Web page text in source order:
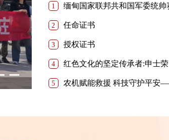
缅甸国家赛茂康总统夫人灵光花仙子的世
9 10
体化发展的今天，全球自然灾害频
成部分。 2026年4月29日缅甸国家联邦共和国军委统帅赛茂康总统夫人灵光花仙
1 缅甸国家联邦共和国军委统
2 任命证书
3 授权证书
4 红色文化的坚定传承者:申士荣
5 农机赋能救援 科技守护平安——